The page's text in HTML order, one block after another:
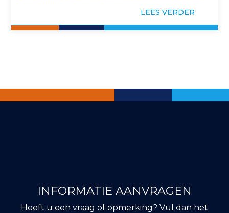
LEES VERDER
INFORMATIE AANVRAGEN
Heeft u een vraag of opmerking? Vul dan het